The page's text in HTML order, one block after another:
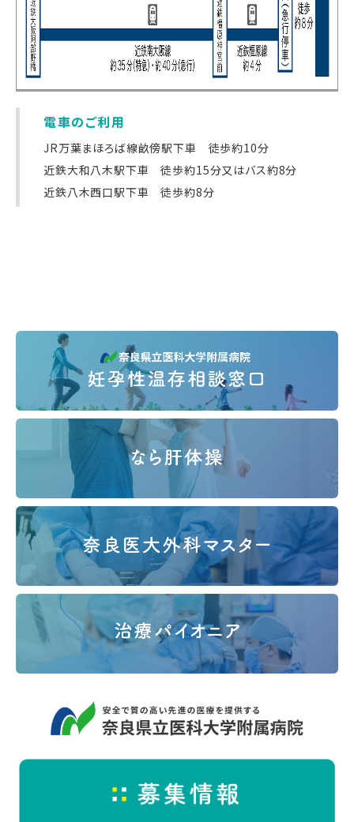
電車のご利用
JR万葉まほろば線畝傍駅下車 徒歩約10分
近鉄大和八木駅下車 徒歩約15分又はバス約8分
近鉄八木西口駅下車 徒歩約8分